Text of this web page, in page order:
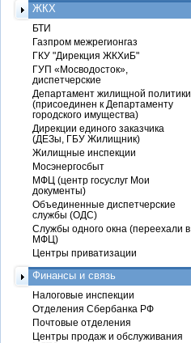
ЖКХ
БТИ
Газпром межрегионгаз
ГКУ "Дирекция ЖКХиБ"
ГУП «Мосводосток»,
диспетчерские
Департамент жилищной политики
(присоединен к Департаменту
городского имущества)
Дирекции единого заказчика
(ДЕЗы, ГБУ Жилищник)
Жилищные инспекции
Мосэнергосбыт
МФЦ (центр госуслуг Мои
документы)
Объединенные диспетчерские
службы (ОДС)
Службы одного окна (переехали в
МФЦ)
Центры приватизации
Финансы и связь
Налоговые инспекции
Отделения Сбербанка РФ
Почтовые отделения
Центры продаж и обслуживания